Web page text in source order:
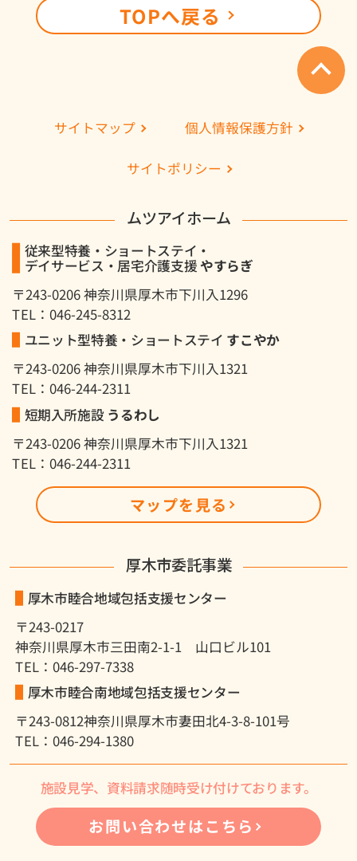
TOPへ戻る
サイトマップ 個人情報保護方針
サイトポリシー
ムツアイホーム
従来型特養・ショートステイ・
デイサービス・居宅介護支援やすらぎ
〒243-0206 神奈川県厚木市下川入1296
TEL：046-245-8312
ユニット型特養・ショートステイ すこやか
〒243-0206 神奈川県厚木市下川入1321
TEL：046-244-2311
短期入所施設 うるわし
〒243-0206 神奈川県厚木市下川入1321
TEL：046-244-2311
マップを見る
厚木市委託事業
厚木市睦合地域包括支援センター
〒243-0217
神奈川県厚木市三田南2-1-1 山口ビル101
TEL：046-297-7338
厚木市睦合南地域包括支援センター
〒243-0812神奈川県厚木市妻田北4-3-8-101号
TEL：046-294-1380
施設見学、資料請求随時受け付けております。
お問い合わせはこちら